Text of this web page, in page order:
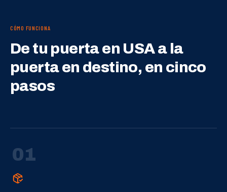
CÓMO FUNCIONA
De tu puerta en USA a la
puerta en destino, en cinco
pasos
01